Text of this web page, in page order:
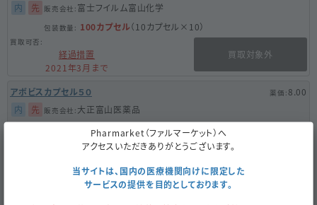
内 先
100カプセル（10カプセル×10）
富士フイルム富山化学
経過措置
2021年3月まで
買取対象外
内 先
アボビスカプセル５０ 8.00
100カプセル（10カプセル×10）
大正富山医薬品
2021年3月まで
Pharmarket（ファルマーケット）へ
アクセスいただきありがとうございます。
当サイトは、国内の医療機関向けに限定した
サービスの提供を目的としております。